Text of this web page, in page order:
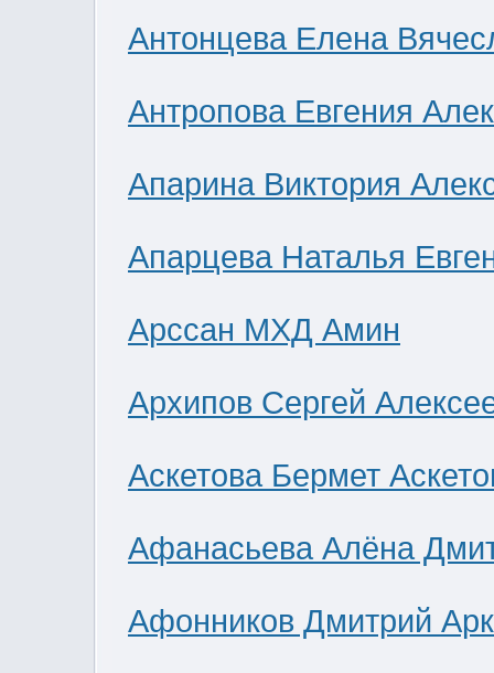
Антонцева Елена
Антропова Евгения
Апарина Виктория
Апарцева Наталья
Арссан МХД Амин
Архипов Сергей
Аскетова Бермет
Афанасьева Алёна
Афонников Дмитрий